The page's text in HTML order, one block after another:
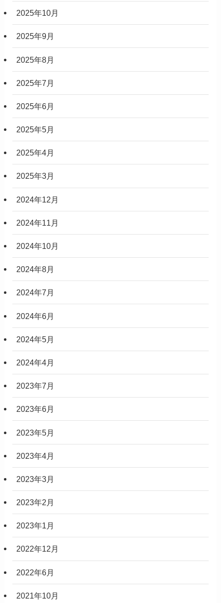
2025年10月
2025年9月
2025年8月
2025年7月
2025年6月
2025年5月
2025年4月
2025年3月
2024年12月
2024年11月
2024年10月
2024年8月
2024年7月
2024年6月
2024年5月
2024年4月
2023年7月
2023年6月
2023年5月
2023年4月
2023年3月
2023年2月
2023年1月
2022年12月
2022年6月
2021年10月